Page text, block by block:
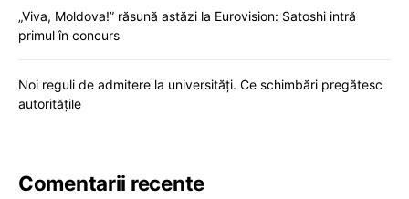
„Viva, Moldova!” răsună astăzi la Eurovision: Satoshi intră
primul în concurs
Noi reguli de admitere la universități. Ce schimbări pregătesc
autoritățile
Comentarii recente